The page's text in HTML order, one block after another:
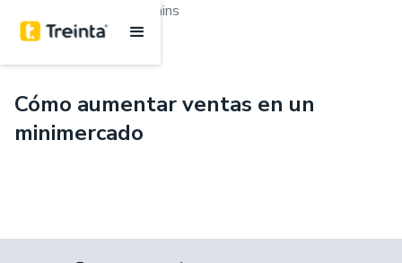
5 mins
Cómo aumentar ventas en un
minimercado